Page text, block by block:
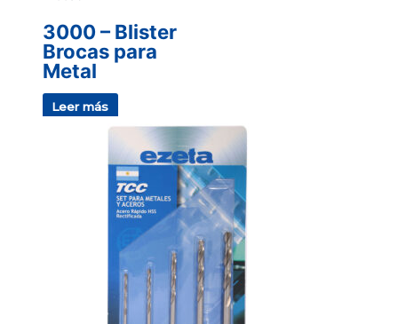
3000 – Blister
Brocas para
Metal
Leer más